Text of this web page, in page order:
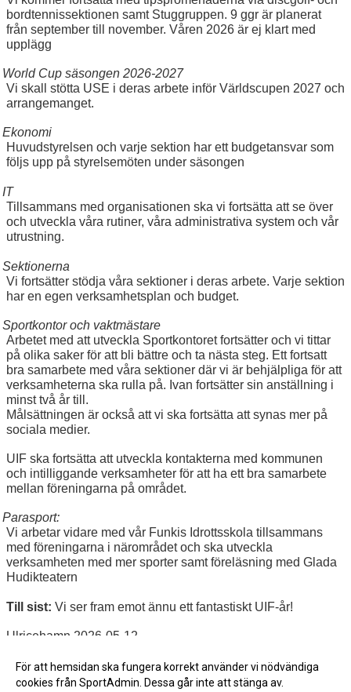
bordtennissektionen samt Stuggruppen. 9 ggr är planerat
från september till november. Våren 2026 är ej klart med
upplägg
World Cup säsongen 2026-2027
Vi skall stötta USE i deras arbete inför Världscupen 2027 och
arrangemanget.
Ekonomi
Huvudstyrelsen och varje sektion har ett budgetansvar som
följs upp på styrelsemöten under säsongen
IT
Tillsammans med organisationen ska vi fortsätta att se över
och utveckla våra rutiner, våra administrativa system och vår
utrustning.
Sektionerna
Vi fortsätter stödja våra sektioner i deras arbete. Varje sektion
har en egen verksamhetsplan och budget.
Sportkontor och vaktmästare
Arbetet med att utveckla Sportkontoret fortsätter och vi tittar
på olika saker för att bli bättre och ta nästa steg. Ett fortsatt
bra samarbete med våra sektioner där vi är behjälpliga för att
verksamheterna ska rulla på. Ivan fortsätter sin anställning i
minst två år till.
Målsättningen är också att vi ska fortsätta att synas mer på
sociala medier.
UIF ska fortsätta att utveckla kontakterna med kommunen
och intilliggande verksamheter för att ha ett bra samarbete
mellan föreningarna på området.
Parasport:
Vi arbetar vidare med vår Funkis Idrottsskola tillsammans
med föreningarna i närområdet och ska utveckla
verksamheten med mer sporter samt föreläsning med Glada
Hudikteatern
Till sist: Vi ser fram emot ännu ett fantastiskt UIF-år!
Ulricehamn 2026-05-12
UIF Huvudsektions styrelse
För att hemsidan ska fungera korrekt använder vi nödvändiga
cookies från SportAdmin. Dessa går inte att stänga av.